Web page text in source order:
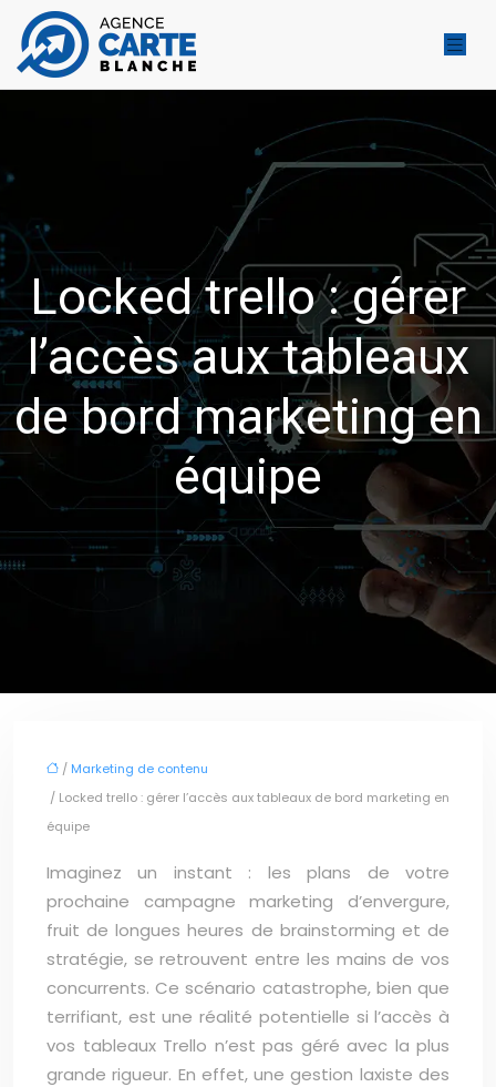
Locked trello : gérer
l’accès aux tableaux
de bord marketing en
équipe
/ Marketing de contenu
/ Locked trello : gérer l’accès aux tableaux de bord marketing en
équipe
Imaginez un instant : les plans de votre
prochaine campagne marketing d’envergure,
fruit de longues heures de brainstorming et de
stratégie, se retrouvent entre les mains de vos
concurrents. Ce scénario catastrophe, bien que
terrifiant, est une réalité potentielle si l’accès à
vos tableaux Trello n’est pas géré avec la plus
grande rigueur. En effet, une gestion laxiste des